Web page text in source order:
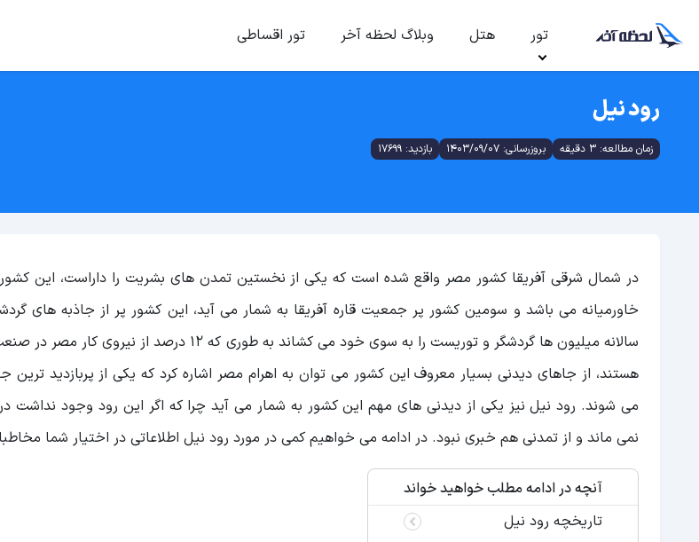
تور هتل وبلاگ لحظه آخر تور اقساطی
رود نیل
زمان مطالعه: 3 دقیقه بروزرسانی: 1403/09/07 بازدید: 17699
در شمال شرقی آفریقا کشور مصر واقع شده است که یکی از نخستین تمدن های بشریت را داراست، این
خاورمیانه می باشد و سومین کشور پر جمعیت قاره آفریقا به شمار می آید، این کشور پر از جاذبه های
سالانه میلیون ها گردشگر و توریست را به سوی خود می کشاند به طوری
هستند، از جاهای دیدنی بسیار معروف این کشور می توان به اهرام مصر اشاره کرد که یکی از پربازدید
می شوند. رود نیل نیز یکی از دیدنی های مهم این کشور به شمار می آید چرا که اگر این رود وجود نداشت
نمی ماند و از تمدنی هم خبری نبود. در ادامه می خواهیم کمی در مورد رود نیل اطلاعاتی در اختیار شما
آنچه در ادامه مطلب خواهید خواند
تاریخچه رود نیل